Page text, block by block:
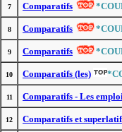
7 Comparatifs
8 Comparatifs
9 Comparatifs
10 Comparatifs (les)
11 Comparatifs - Les
12 Comparatifs et